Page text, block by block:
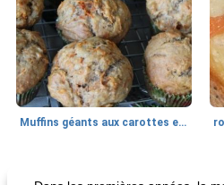
Muffins géants aux carottes et à la banane de Nif
astuces